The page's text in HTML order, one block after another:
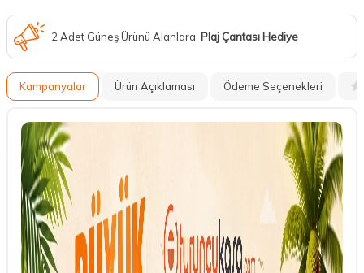
2 Adet Güneş Ürünü Alanlara Plaj Çantası Hediye
Kampanyalar Ürün Açıklaması Ödeme Seçenekleri